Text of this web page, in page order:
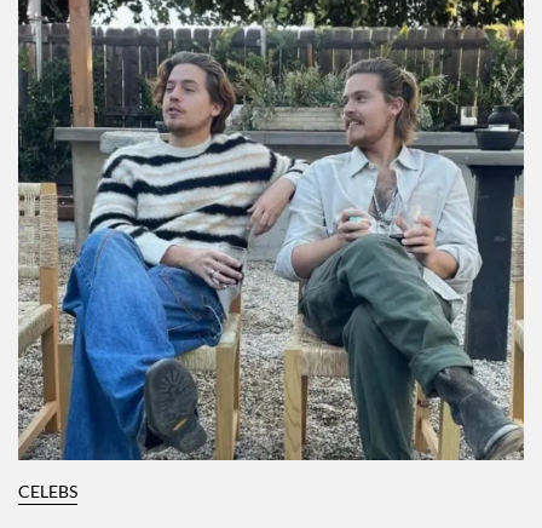
CELEBS